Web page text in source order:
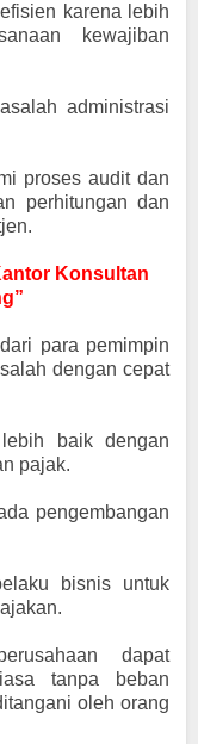
karena lebih
kewajiban
administrasi
proses audit dan
perhitungan dan
Konsultan
para pemimpin
dengan cepat
baik dengan
pajak.
pengembangan
bisnis untuk
dapat
tanpa beban
oleh orang